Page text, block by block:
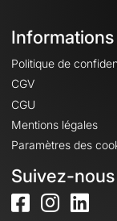
Politique de
CGV
CGU
Mentions légales
Paramètres des
Suivez-nous